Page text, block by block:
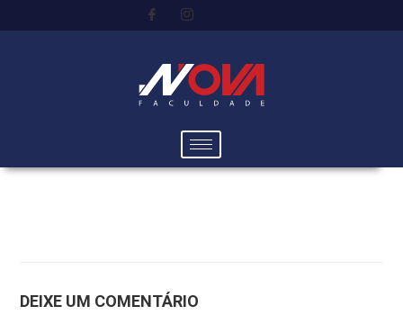
DEIXE UM COMENTÁRIO